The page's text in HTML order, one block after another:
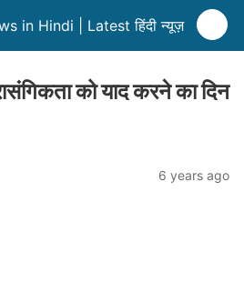
in Hindi | Latest हिंदी न्यूज़
को याद करने का दिन
6 years ago